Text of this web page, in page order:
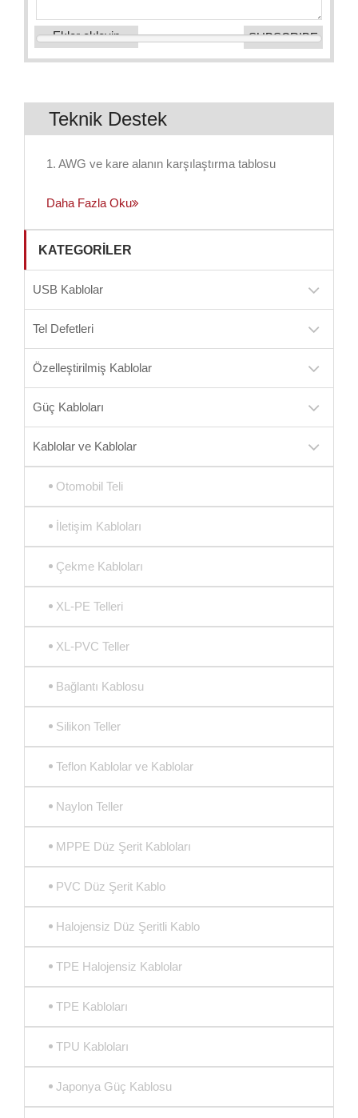
Ekler ekleyin
Teknik Destek
1. AWG ve kare alanın karşılaştırma tablosu
Daha Fazla Oku
KATEGORILER
USB Kablolar
Tel Defetleri
Özelleştirilmiş Kablolar
Güç Kabloları
Kablolar ve Kablolar
Otomobil Teli
İletişim Kabloları
Çekme Kabloları
XL-PE Telleri
XL-PVC Teller
Bağlantı Kablosu
Silikon Teller
Teflon Kablolar ve Kablolar
Naylon Teller
MPPE Düz Şerit Kabloları
PVC Düz Şerit Kablo
Halojensiz Düz Şeritli Kablo
TPE Halojensiz Kablolar
TPE Kabloları
TPU Kabloları
Japonya Güç Kablosu